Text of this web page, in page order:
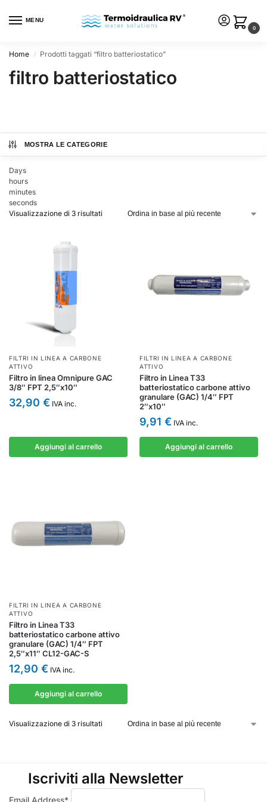
MENU
0
Home / Prodotti taggati “filtro batteriostatico”
filtro batteriostatico
MOSTRA LE CATEGORIE
Days
hours
minutes
seconds
Visualizzazione di 3 risultati
FILTRI IN LINEA A CARBONE
ATTIVO
Filtro in linea Omnipure GAC
3/8″ FPT 2,5″x10″
32,90 € IVA inc.
Aggiungi al carrello
FILTRI IN LINEA A CARBONE
ATTIVO
Filtro in Linea T33
batteriostatico carbone attivo
granulare (GAC) 1/4″ FPT
2″x10″
9,91 € IVA inc.
Aggiungi al carrello
FILTRI IN LINEA A CARBONE
ATTIVO
Filtro in Linea T33
batteriostatico carbone attivo
granulare (GAC) 1/4″ FPT
2,5″x11″ CL12-GAC-S
12,90 € IVA inc.
Aggiungi al carrello
Visualizzazione di 3 risultati
Iscriviti alla Newsletter
Email Address*